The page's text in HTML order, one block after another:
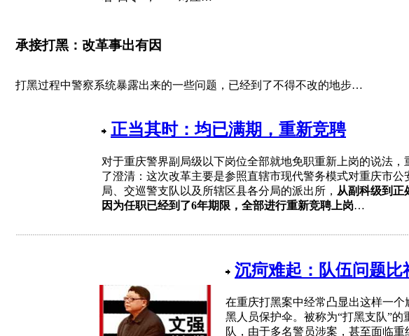
承接打黑：改革事出有因
打黑过程中警察系统暴露出来的一些问题，已经到了不得不改的地步…
正当其时：均已满期，重新竞聘
对于重庆警界副局级以下岗位全部就地免职重新上岗的说法
了澄清：这次改革主要是参照直辖市现代警务模式对重庆市公
局、交巡警支队以及所辖区县各分局的派出所， 从副科级到正
因为任职已经到了6年期限，全部进行重新竞聘上岗…
沉疴难起：队伍问题比
在重庆打黑案中经常凸显出这样一
黑人员保护伞。被称为“打黑支队”
队，由于多名警员涉案，甚至面临重